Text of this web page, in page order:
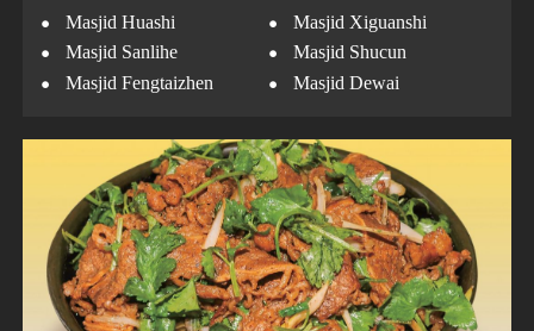
· Masjid Huashi · Masjid Xiguanshi
· Masjid Sanlihe · Masjid Shucun
· Masjid Fengtaizhen · Masjid Dewai